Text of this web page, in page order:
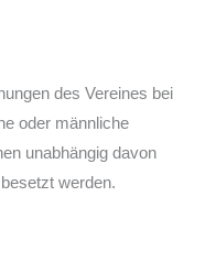
des Vereines bei
oder männliche
unabhängig davon
werden.